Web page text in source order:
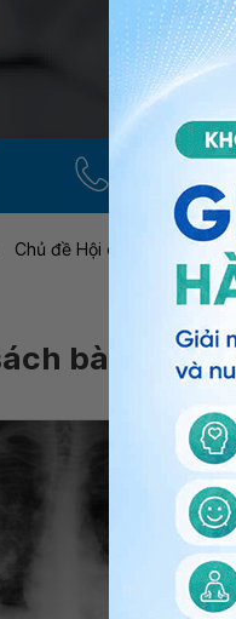
Chủ đề Hội chứng
bài viết